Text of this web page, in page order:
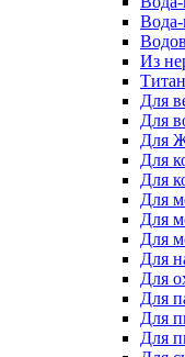
Вода-
Из
Для
Для
Для
Для
Для
Для
Для
Для
Для
Для
Для
Для
Для